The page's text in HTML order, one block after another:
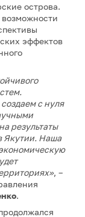
острова.
эффектов
с нуля
результаты
Якутии. Наша
, –
.